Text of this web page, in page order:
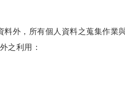
外，所有個人資料之蒐集作業
之利用：